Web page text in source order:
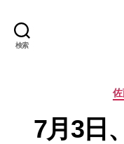
検索
7月3日